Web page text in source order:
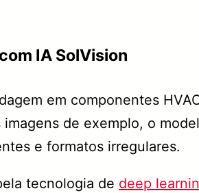
IA SolVision
em componentes
de exemplo, o
e formatos irregulares.
tecnologia de deep